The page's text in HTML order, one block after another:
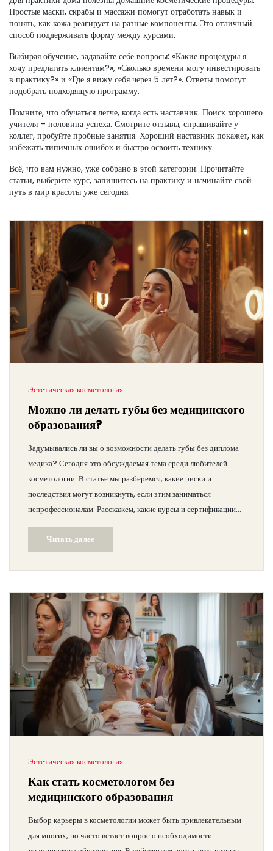
Простые маски, скрабы и массажи помогут отработать навык и
понять, как кожа реагирует на разные компоненты. Это отличный
способ поддерживать форму между курсами.
Выбирая обучение, задавайте себе вопросы: «Какие процедуры я
хочу предлагать клиентам?», «Сколько времени могу инвестировать
в практику?» и «Где я вижу себя через 5 лет?». Ответы помогут
подобрать подходящую программу.
Помните, что обучаться легче, когда есть наставник. Поиск хорошего
учителя – половина успеха. Смотрите отзывы, спрашивайте у
коллег, пробуйте пробные занятия. Хороший наставник покажет, как
избежать типичных ошибок и быстро освоить технику.
Всё, что вам нужно, уже собрано в этой категории. Прочитайте
статьи, выберите курс, запишитесь на практику и начинайте свой
путь в мир красоты уже сегодня.
Эстетическая косметология
Можно ли делать губы без медицинского
образования?
Задумывались ли вы о возможности делать губы без диплома
медика? Сегодня это обсуждаемая тема среди любителей
косметологии. В статье мы разберемся, какие риски и
последствия могут возникнуть, если этим заниматься
непрофессионалам. Расскажем, какие курсы и сертификации
стоит пройти, чтобы безопасно осваивать это искусство. Это
станет руководством для тех, кто хочет идти в ногу со
временем и не навредить своим клиентам.
Читать далее
Эстетическая косметология
Как стать косметологом без
медицинского образования
Выбор карьеры в косметологии может быть привлекательным
для многих, но часто встает вопрос о необходимости